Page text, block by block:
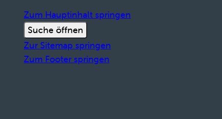
Zum Hauptinhalt springen
Suche öffnen
Zur Sitemap springen
Zum Footer springen